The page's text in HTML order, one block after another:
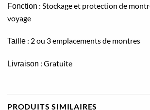
Fonction : Stockage et protection de
voyage
Taille : 2 ou 3 emplacements de montres
Livraison : Gratuite
PRODUITS SIMILAIRES